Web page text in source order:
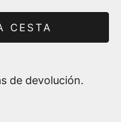
CESTA
de devolución.